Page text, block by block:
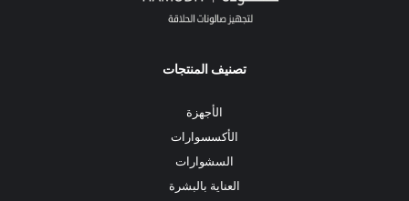
تصنيف المنتجات
الأجهزة
الأكسسوارات
السشوارات
العناية بالبشرة